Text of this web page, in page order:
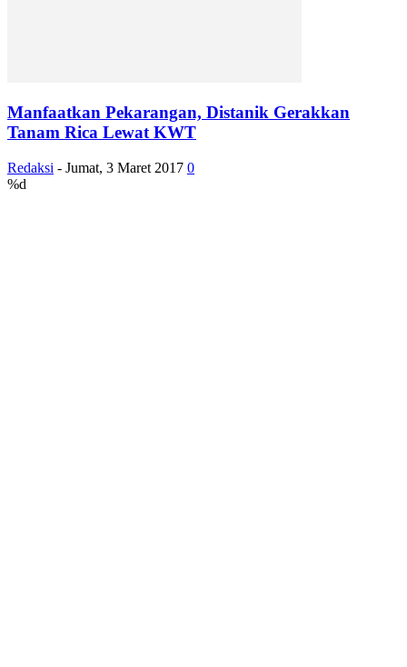
Manfaatkan Pekarangan, Distanik Gerakkan
Tanam Rica Lewat KWT
Redaksi - Jumat, 3 Maret 2017 0
%d